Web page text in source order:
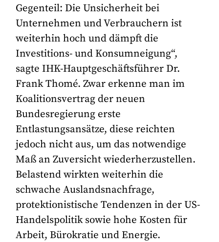
Gegenteil: Die Unsicherheit bei
Unternehmen und Verbrauchern ist
weiterhin hoch und dämpft die
Investitions- und Konsumneigung“,
sagte IHK-Hauptgeschäftsführer Dr.
Frank Thomé. Zwar erkenne man im
Koalitionsvertrag der neuen
Bundesregierung erste
Entlastungsansätze, diese reichten
jedoch nicht aus, um das notwendige
Maß an Zuversicht wiederherzustellen.
Belastend wirkten weiterhin die
schwache Auslandsnachfrage,
protektionistische Tendenzen in der US-
Handelspolitik sowie hohe Kosten für
Arbeit, Bürokratie und Energie.